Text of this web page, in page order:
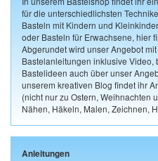
für die unterschiedlichsten
Basteln mit Kindern und
oder Basteln für Erwachsene, hier
Abgerundet wird unser Angebot
Bastelanleitungen inklusive Video,
Bastelideen auch über unser
unserem kreativen Blog findet ihr
(nicht nur zu Ostern, Weihnachten
Nähen, Häkeln, Malen, Zeichnen,
Anleitungen